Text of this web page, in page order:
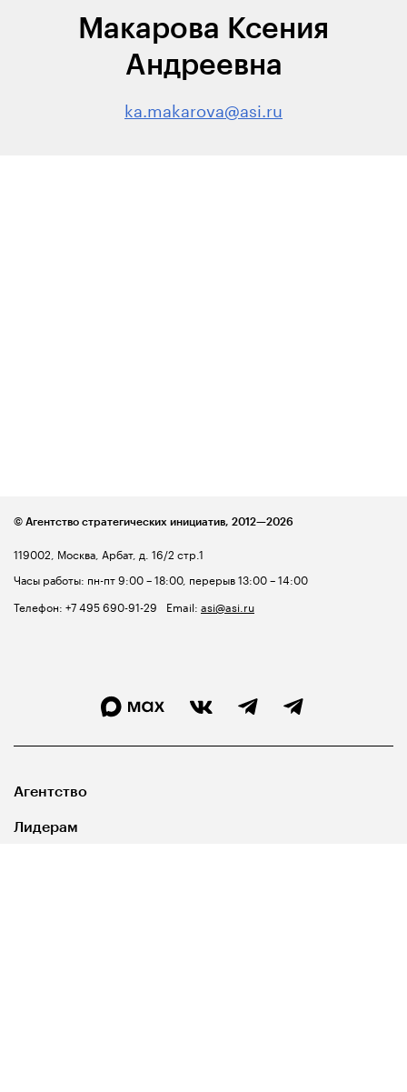
Макарова Ксения
Андреевна
ka.makarova@asi.ru
119002, Москва, Арбат, д. 16/2 стр.1
Часы работы: пн-пт 9:00 – 18:00, перерыв 13:00 – 14:00
Телефон: +7 495 690-91-29 Email: asi@asi.ru
© Агентство стратегических инициатив, 2012—2026
Агентство
Лидерам